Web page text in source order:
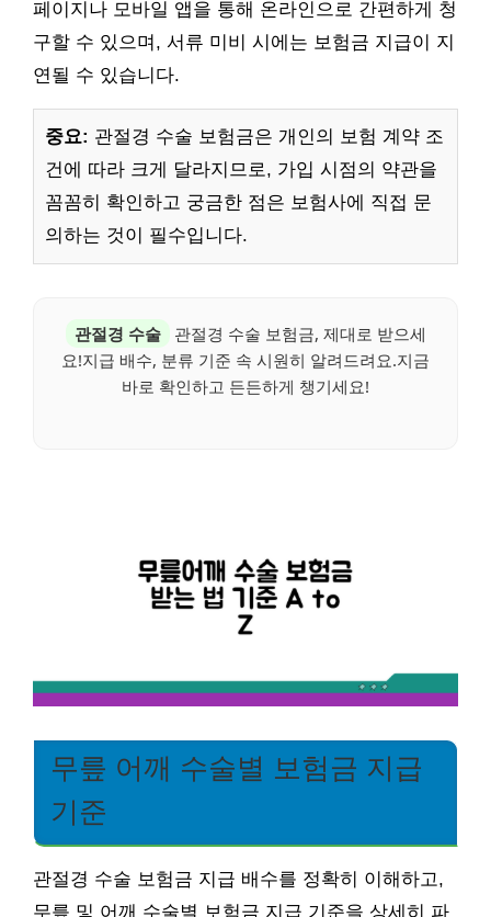
페이지나 모바일 앱을 통해 온라인으로 간편하게 청
구할 수 있으며, 서류 미비 시에는 보험금 지급이 지
연될 수 있습니다.
중요: 관절경 수술 보험금은 개인의 보험 계약 조
건에 따라 크게 달라지므로, 가입 시점의 약관을
꼼꼼히 확인하고 궁금한 점은 보험사에 직접 문
의하는 것이 필수입니다.
관절경 수술
관절경 수술 보험금, 제대로 받으세
요!지급 배수, 분류 기준 속 시원히 알려드려요.지금
바로 확인하고 든든하게 챙기세요!
무릎 어깨 수술별 보험금 지급
기준
관절경 수술 보험금 지급 배수를 정확히 이해하고,
무릎 및 어깨 수술별 보험금 지급 기준을 상세히 파